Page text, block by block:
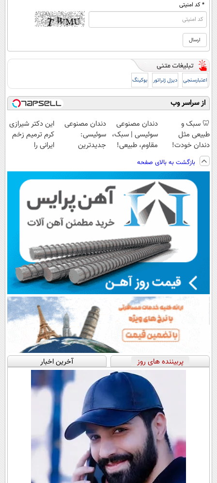
* کد امنیتی
اعتبارسنجی دیزل ژنراتور بوکینگ
از سراسر وب
🦷 سبک و
طبیعی مثل
دندان خودت!
نصب آسان و
پرداخت اقساطی
💳 📍 تهران
دندان مصنوعی
سوئیسی | سبک،
مقاوم، طبیعی!
رایگان+پرداخت
اقساطی😍
دندان مصنوعی
سوئیسی:
جدیدترین
پرداخت قسطی
این دکتر شیرازی
کرم ترمیم زخم
ایرانی را
بازگشت به بالای صفحه
پربیننده های روز آخرین اخبار